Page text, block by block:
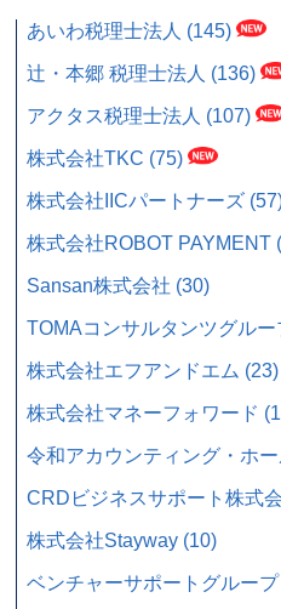
あいわ税理士法人 (145)
辻・本郷 税理士法人 (136)
アクタス税理士法人 (107)
株式会社TKC (75)
株式会社IICパートナーズ
株式会社ROBOT PAYMENT
Sansan株式会社 (30)
TOMAコンサルタンツグル
株式会社エフアンドエム (23)
株式会社マネーフォワード
令和アカウンティング・ホ
CRDビジネスサポート株式
株式会社Stayway (10)
ベンチャーサポートグルー